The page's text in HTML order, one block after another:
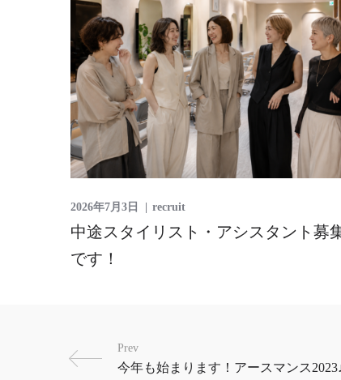
2026年7月3日 recruit
中途スタイリスト・アシスタント募
です！
Prev